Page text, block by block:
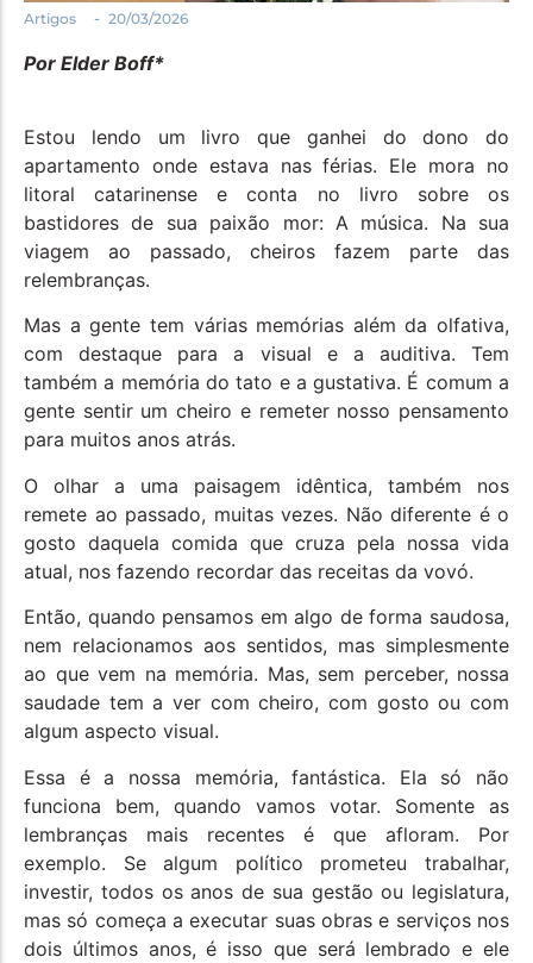
Política
Santa Helena e Região
Artigos - 20/03/2026
Por Elder Boff*
Estou lendo um livro que ganhei do dono do
apartamento onde estava nas férias. Ele mora no
litoral catarinense e conta no livro sobre os
bastidores de sua paixão mor: A música. Na sua
viagem ao passado, cheiros fazem parte das
relembranças.
Mas a gente tem várias memórias além da olfativa,
com destaque para a visual e a auditiva. Tem
também a memória do tato e a gustativa. É comum a
gente sentir um cheiro e remeter nosso pensamento
para muitos anos atrás.
O olhar a uma paisagem idêntica, também nos
remete ao passado, muitas vezes. Não diferente é o
gosto daquela comida que cruza pela nossa vida
atual, nos fazendo recordar das receitas da vovó.
Então, quando pensamos em algo de forma saudosa,
nem relacionamos aos sentidos, mas simplesmente
ao que vem na memória. Mas, sem perceber, nossa
saudade tem a ver com cheiro, com gosto ou com
algum aspecto visual.
Essa é a nossa memória, fantástica. Ela só não
funciona bem, quando vamos votar. Somente as
lembranças mais recentes é que afloram. Por
exemplo. Se algum político prometeu trabalhar,
investir, todos os anos de sua gestão ou legislatura,
mas só começa a executar suas obras e serviços nos
dois últimos anos, é isso que será lembrado e ele